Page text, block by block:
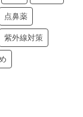
点鼻薬
紫外線対策